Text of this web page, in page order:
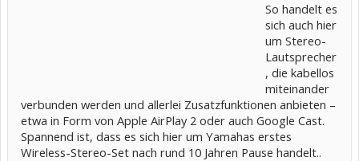
So handelt es
sich auch hier
um Stereo-
Lautsprecher
, die kabellos
miteinander
verbunden werden und allerlei Zusatzfunktionen anbieten –
etwa in Form von Apple AirPlay 2 oder auch Google Cast.
Spannend ist, dass es sich hier um Yamahas erstes
Wireless-Stereo-Set nach rund 10 Jahren Pause handelt..